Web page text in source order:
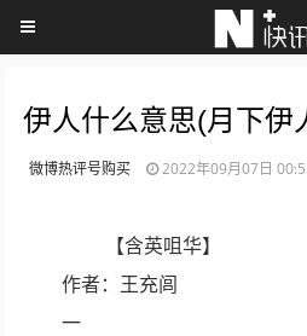
伊人什么意思(月下伊
微博热评号购买 2022年09月07日
【含英咀华】
作者：王充闾
一